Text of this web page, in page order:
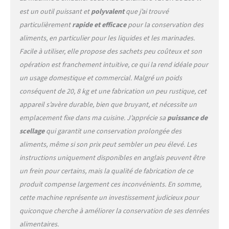
assure un refroidissement
rapide des articles scellés
pour plus de fraîcheur. Des
fonctionnalités plus
pratiques telles que l’arrêt
d’urgence, le démarrage et
la marinade répondent aux
différents besoins des
utilisateurs. Facile à utiliser
: scellez facilement des sacs
jusqu'à 10,2 po/260 mm !
Notre machine sous vide
commerciale offre une
gamme de scellage plus
large, vous permettant de
manipuler facilement des
sacs de différentes tailles.
Grâce à une conception
avancée de barre de
pression, l'opération
est un outil puissant etpolyvalentque j’ai trouvé
particulièrementrapide et efficacepour la conservation des
aliments, en particulier pour les liquides et les marinades.
Facile à utiliser, elle propose des sachets peu coûteux et son
opération est franchement intuitive, ce qui la rend idéale pour
un usage domestique et commercial. Malgré un poids
conséquent de 20, 8 kg et une fabrication un peu rustique, cet
appareil s’avère durable, bien que bruyant, et nécessite un
emplacement fixe dans ma cuisine. J’apprécie sapuissance de
scellagequi garantit une conservation prolongée des
aliments, même si son prix peut sembler un peu élevé. Les
instructions uniquement disponibles en anglais peuvent être
un frein pour certains, mais la qualité de fabrication de ce
produit compense largement ces inconvénients. En somme,
cette machine représente un investissement judicieux pour
quiconque cherche à améliorer la conservation de ses denrées
alimentaires.